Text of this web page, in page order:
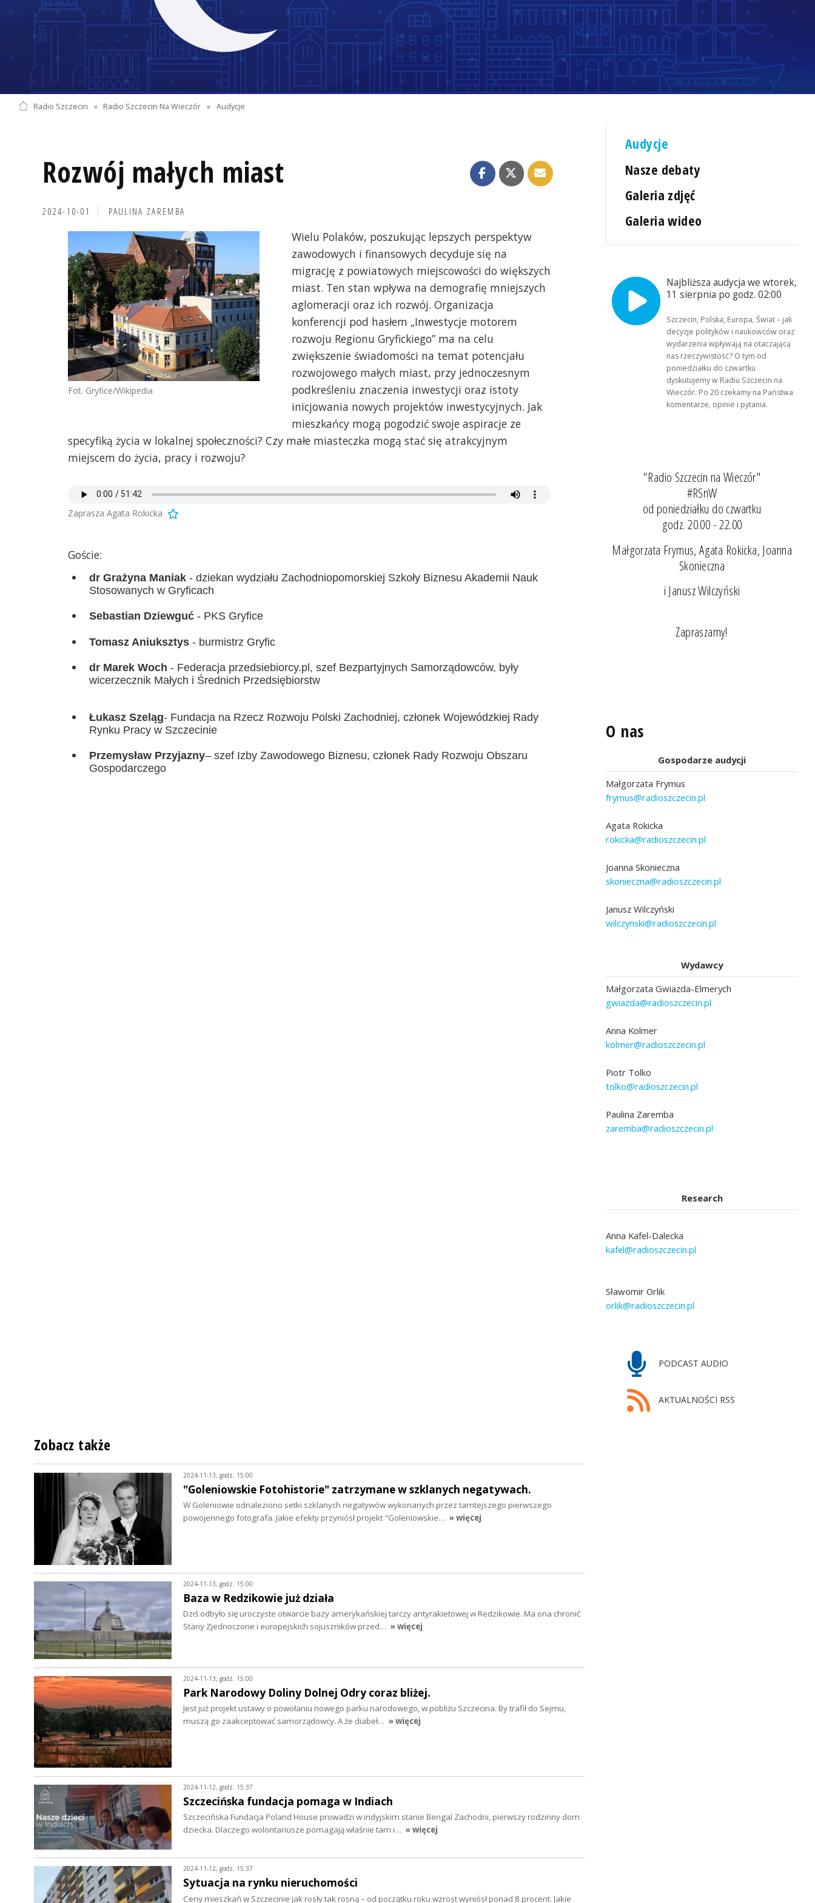
Radio Szczecin » Radio Szczecin Na Wieczór » Audycje
Rozwój małych miast
2024-10-01 PAULINA ZAREMBA
Fot. Gryfice/Wikipedia
Wielu Polaków, poszukując lepszych perspektyw
zawodowych i finansowych decyduje się na
migrację z powiatowych miejscowości do większych
miast. Ten stan wpływa na demografię mniejszych
aglomeracji oraz ich rozwój. Organizacja
konferencji pod hasłem „Inwestycje motorem
rozwoju Regionu Gryfickiego” ma na celu
zwiększenie świadomości na temat potencjału
rozwojowego małych miast, przy jednoczesnym
podkreśleniu znaczenia inwestycji oraz istoty
inicjowania nowych projektów inwestycyjnych. Jak
mieszkańcy mogą pogodzić swoje aspiracje ze
specyfiką życia w lokalnej społeczności? Czy małe miasteczka mogą stać się atrakcyjnym
miejscem do życia, pracy i rozwoju?
Zaprasza Agata Rokicka
Goście:
dr Grażyna Maniak - dziekan wydziału Zachodniopomorskiej Szkoły Biznesu Akademii Nauk
Stosowanych w Gryficach
Sebastian Dziewguć - PKS Gryfice
Tomasz Aniuksztys - burmistrz Gryfic
dr Marek Woch - Federacja przedsiebiorcy.pl, szef Bezpartyjnych Samorządowców, były
wicerzecznik Małych i Średnich Przedsiębiorstw
Łukasz Szeląg- Fundacja na Rzecz Rozwoju Polski Zachodniej, członek Wojewódzkiej Rady
Rynku Pracy w Szczecinie
Przemysław Przyjazny– szef Izby Zawodowego Biznesu, członek Rady Rozwoju Obszaru
Gospodarczego
Audycje
Nasze debaty
Galeria zdjęć
Galeria wideo
Najbliższa audycja we wtorek,
11 sierpnia po godz. 02:00
Szczecin, Polska, Europa, Świat – jak
decyzje polityków i naukowców oraz
wydarzenia wpływają na otaczającą
nas rzeczywistość? O tym od
poniedziałku do czwartku
dyskutujemy w Radiu Szczecin na
Wieczór. Po 20 czekamy na Państwa
komentarze, opinie i pytania.
"Radio Szczecin na Wieczór"
#RSnW
od poniedziałku do czwartku
godz. 20.00 - 22.00
Małgorzata Frymus, Agata Rokicka, Joanna
Skonieczna
i Janusz Wilczyński
Zapraszamy!
O nas
Gospodarze audycji
Małgorzata Frymus
frymus@radioszczecin.pl
Agata Rokicka
rokicka@radioszczecin.pl
Joanna Skonieczna
skonieczna@radioszczecin.pl
Janusz Wilczyński
wilczynski@radioszczecin.pl
Wydawcy
Małgorzata Gwiazda-Elmerych
gwiazda@radioszczecin.pl
Anna Kolmer
kolmer@radioszczecin.pl
Piotr Tolko
tolko@radioszczecin.pl
Paulina Zaremba
zaremba@radioszczecin.pl
Research
Anna Kafel-Dalecka
kafel@radioszczecin.pl
Sławomir Orlik
orlik@radioszczecin.pl
PODCAST AUDIO
AKTUALNOŚCI RSS
Zobacz także
2024-11-13, godz. 15:00
"Goleniowskie Fotohistorie" zatrzymane w szklanych negatywach.
W Goleniowie odnaleziono setki szklanych negatywów wykonanych przez tamtejszego pierwszego
powojennego fotografa. Jakie efekty przyniósł projekt "Goleniowskie… » więcej
2024-11-13, godz. 15:00
Baza w Redzikowie już działa
Dziś odbyło się uroczyste otwarcie bazy amerykańskiej tarczy antyrakietowej w Redzikowie. Ma ona chronić
Stany Zjednoczone i europejskich sojuszników przed… » więcej
2024-11-13, godz. 15:00
Park Narodowy Doliny Dolnej Odry coraz bliżej.
Jest już projekt ustawy o powołaniu nowego parku narodowego, w pobliżu Szczecina. By trafił do Sejmu,
muszą go zaakceptować samorządowcy. A że diabeł… » więcej
2024-11-12, godz. 15:37
Szczecińska fundacja pomaga w Indiach
Szczecińska Fundacja Poland House prowadzi w indyjskim stanie Bengal Zachodni, pierwszy rodzinny dom
dziecka. Dlaczego wolontariusze pomagają właśnie tam i… » więcej
2024-11-12, godz. 15:37
Sytuacja na rynku nieruchomości
Ceny mieszkań w Szczecinie jak rosły tak rosną – od początku roku wzrost wyniósł ponad 8 procent. Jakie